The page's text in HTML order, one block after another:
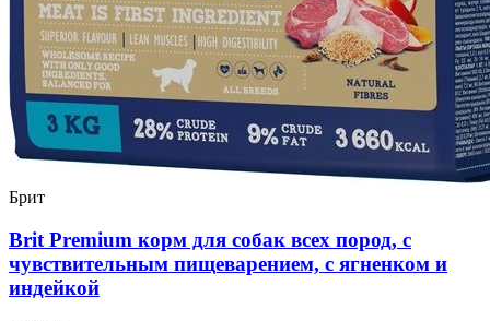
Брит
Brit Premium корм для собак всех пород, с
чувствительным пищеварением, с ягненком и
индейкой